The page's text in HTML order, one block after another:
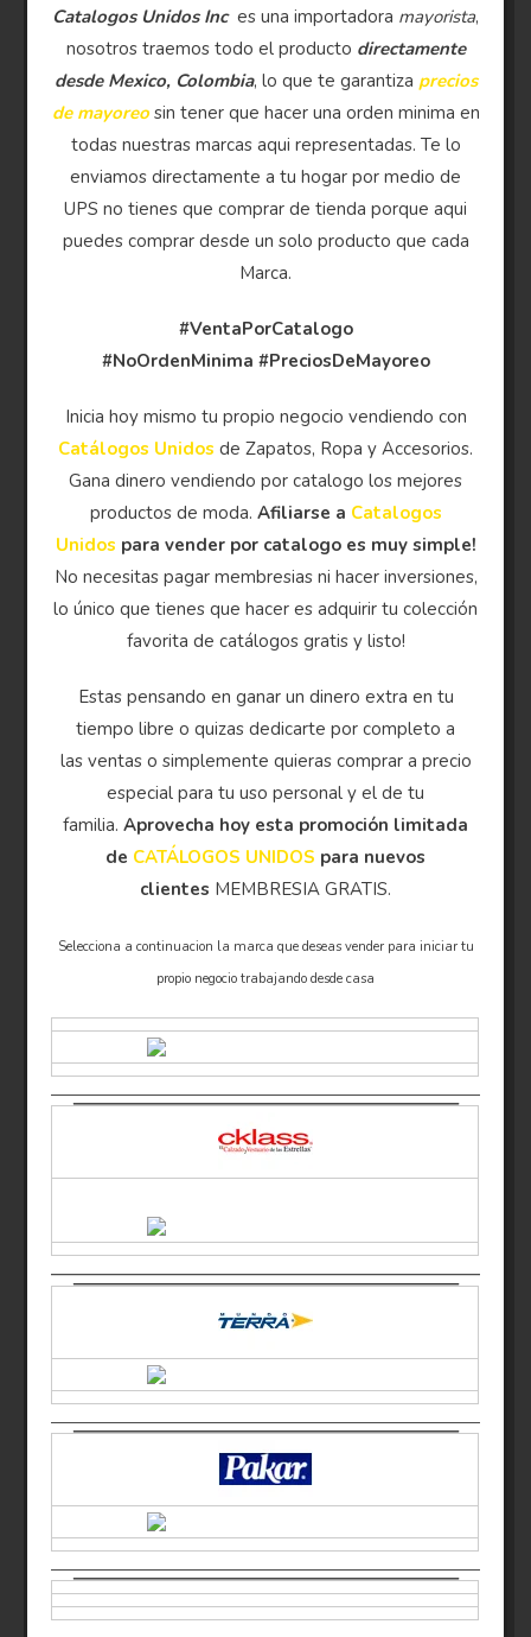
Catalogos Unidos Inc es una importadora mayorista,
nosotros traemos todo el producto directamente
desde Mexico, Colombia, lo que te garantiza precios
de mayoreosin tener que hacer una orden minima en
todas nuestras marcas aqui representadas. Te lo
enviamos directamente a tu hogar por medio de
UPS no tienes que comprar de tienda porque aqui
puedes comprar desde un solo producto que cada
Marca.
#VentaPorCatalogo
#NoOrdenMinima #PreciosDeMayoreo
Inicia hoy mismo tu propio negocio vendiendo con
Catálogos Unidos de Zapatos, Ropa y Accesorios.
Gana dinero vendiendo por catalogo los mejores
productos de moda. Afiliarse a Catalogos
Unidos para vender por catalogo es muy simple!
No necesitas pagar membresias ni hacer inversiones,
lo único que tienes que hacer es adquirir tu colección
favorita de catálogos gratis y listo!
Estas pensando en ganar un dinero extra en tu
tiempo libre o quizas dedicarte por completo a
las ventas o simplemente quieras comprar a precio
especial para tu uso personal y el de tu
familia.Aprovecha hoy esta promoción limitada
de CATÁLOGOS UNIDOS para nuevos
clientes MEMBRESIA GRATIS.
Selecciona a continuacion la marca que deseas vender para iniciar tu
propio negocio trabajando desde casa